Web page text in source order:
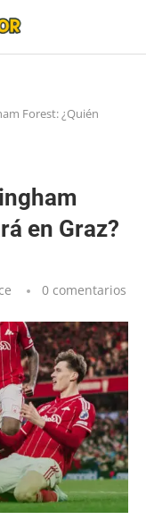
Forest: ¿Quién
en Graz?
0 comentarios